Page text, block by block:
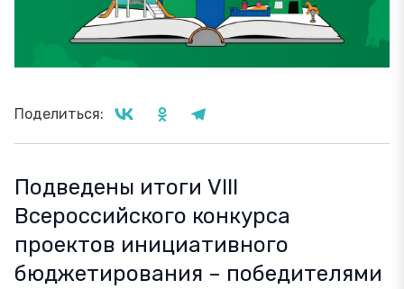
Поделиться:
Подведены итоги VIII
Всероссийского конкурса
проектов инициативного
бюджетирования – победителями